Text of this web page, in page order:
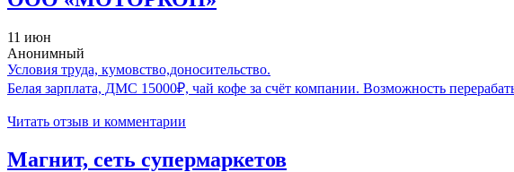
11 июн
Анонимный
Условия труда, кумовство,доносительство.
Белая зарплата, ДМС 15000₽, чай кофе за счёт компании. Возможность
Читать отзыв и комментарии
Магнит, сеть супермаркетов